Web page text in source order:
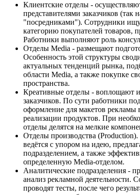
Клиентские отделы -
представителями заказчиков (так
"посредниками"). Сотрудники
категорию покупателей товаров,
Работники выполняют роль
Отделы Media - размещают
Особенность этой структуры
актуальных тенденций рынка,
области Media, а также покупке
пространства.
Креативные отделы - воплощают
заказчиков. По сути работники
оформление для макетов рекламы
реализации продуктов. При
отделы делятся на мелкие
Отделы производства
ведётся с упором на идею,
подразделением, а также
определенную Media-отделом.
Аналитические подразделения -
анализ рекламной деятельности.
проводят тесты, после чего